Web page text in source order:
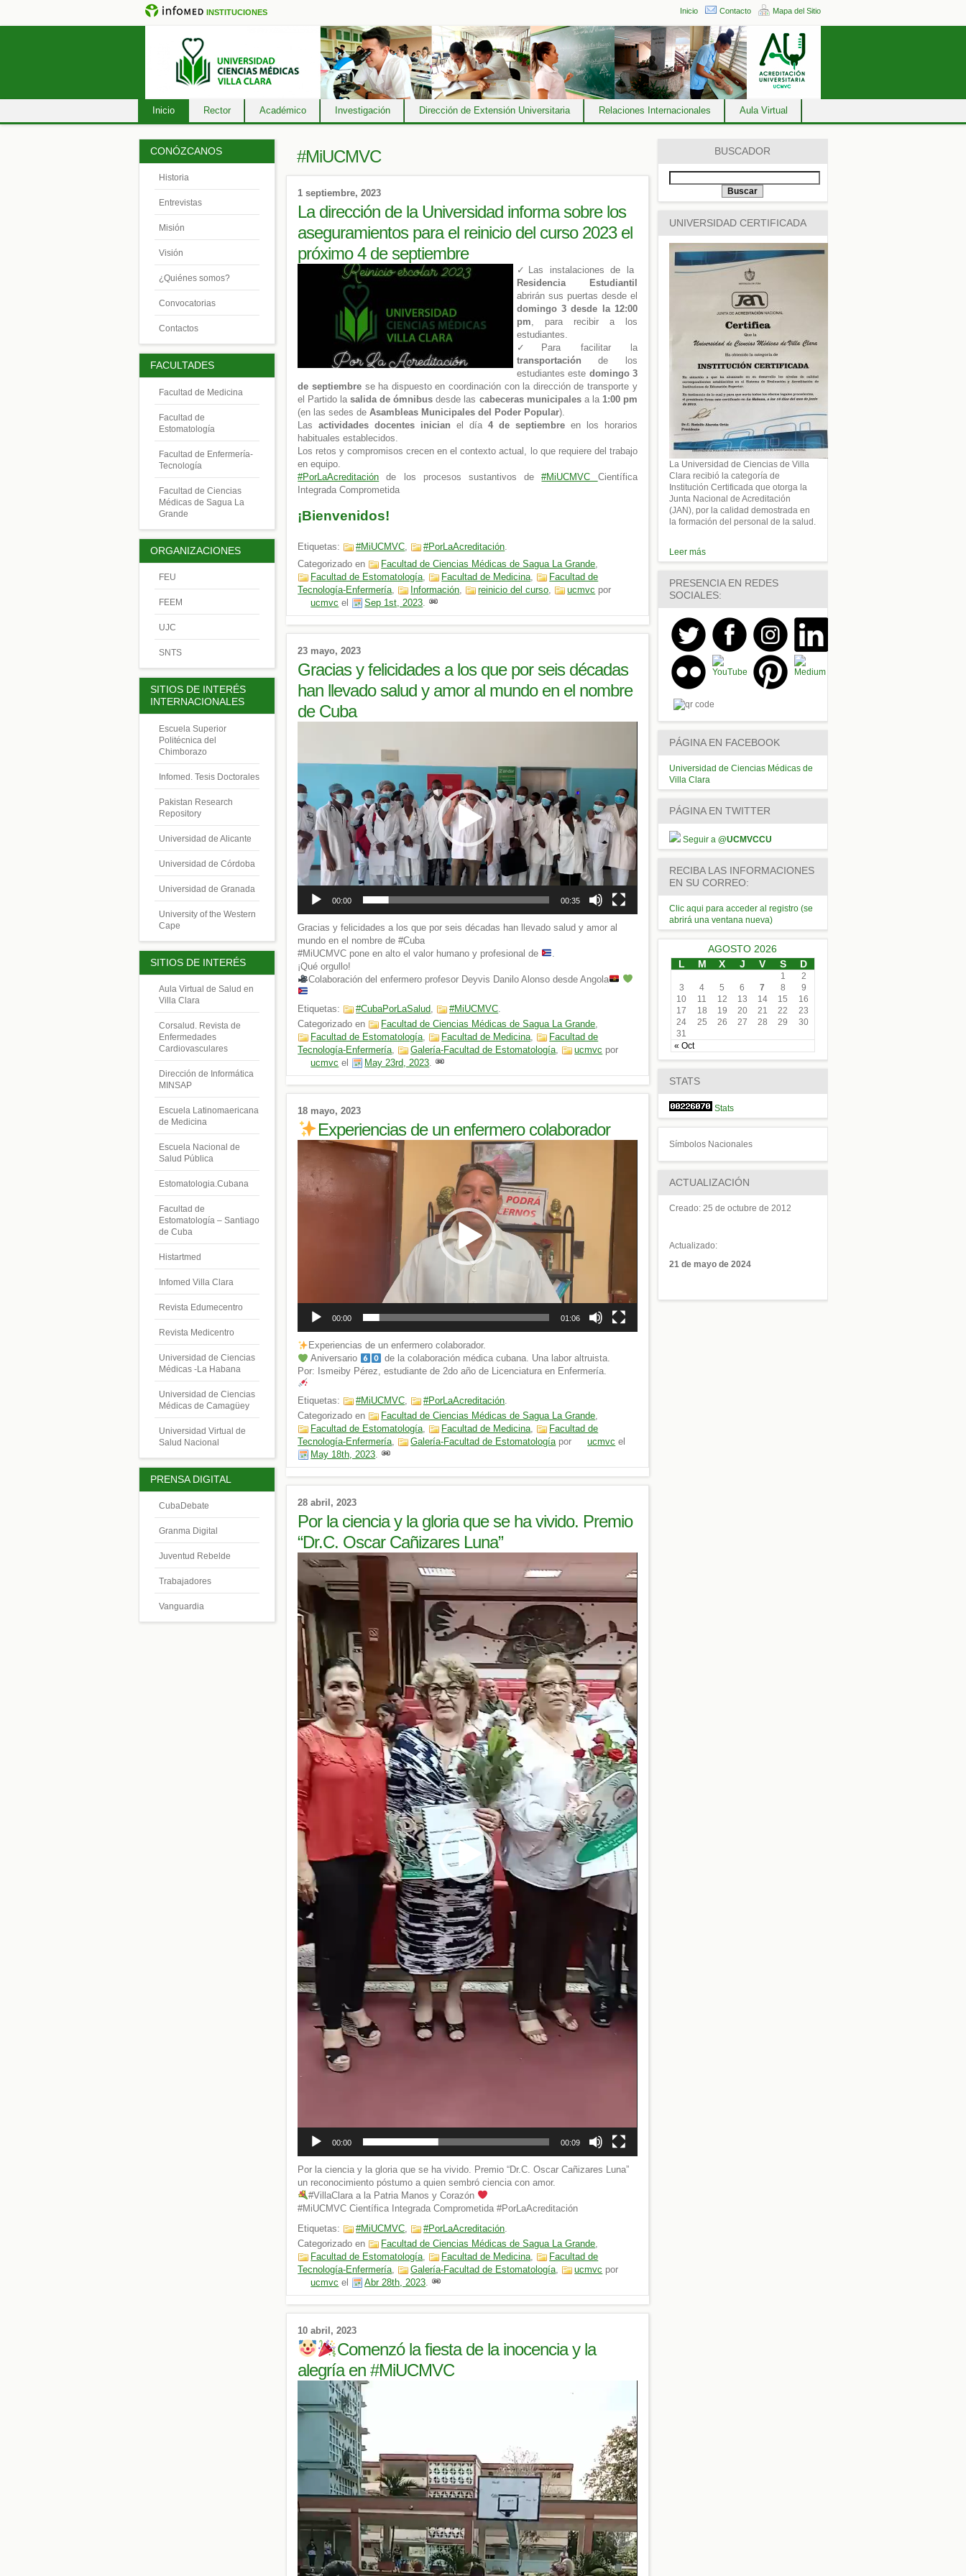
INSTITUCIONES Inicio Contacto Mapa del Sitio
Inicio Rector Académico Investigación Dirección de Extensión Universitaria Relaciones Internacionales Aula Virtual
#MiUCMVC
1 septiembre, 2023
La dirección de la Universidad informa sobre los
aseguramientos para el reinicio del curso 2023 el
próximo 4 de septiembre
✓Las instalaciones de la
Residencia Estudiantil
abrirán sus puertas desde el
domingo 3 desde la 12:00
pm, para recibir a los
estudiantes.
✓Para facilitar la
transportación de los
estudiantes este domingo 3
de septiembrese ha dispuesto en coordinación con la dirección de transporte y
el Partido lasalida de ómnibus desde las cabeceras municipalesa la 1:00 pm
(en las sedes deAsambleas Municipales del Poder Popular).
Lasactividades docentes inician el día 4 de septiembreen los horarios
habituales establecidos.
Los retos y compromisos crecen en el contexto actual, lo que requiere del trabajo
en equipo.
#PorLaAcreditación de los procesos sustantivos de#MiUCMVC Científica
Integrada Comprometida
¡Bienvenidos!
Etiquetas: #MiUCMVC, #PorLaAcreditación.
Categorizado en
Facultad de Ciencias Médicas de Sagua La Grande,
Facultad de Estomatología, Facultad de Medicina,
Facultad de
Tecnología-Enfermería, Información, reinicio del curso, ucmvc por
ucmvc el Sep 1st, 2023.
23 mayo, 2023
Gracias y felicidades a los que por seis décadas
han llevado salud y amor al mundo en el nombre
de Cuba
00:00 00:35
Gracias y felicidades a los que por seis décadas han llevado salud y amor al
mundo en el nombre de #Cuba
#MiUCMVC pone en alto el valor humano y profesional de
¡Qué orgullo!
Colaboración del enfermero profesor Deyvis Danilo Alonso desde Angola
Etiquetas: #CubaPorLaSalud #MiUCMVC
Categorizado en
Facultad de Ciencias Médicas de Sagua La Grande
Facultad de Estomatología
Facultad de Medicina
Facultad de
Tecnología-Enfermería
Galería-Facultad de Estomatología ucmvc por
ucmvc el May 23rd, 2023
18 mayo, 2023
Experiencias de un enfermero colaborador
Reproductor
vídeo
00:00 01:06
Experiencias de un enfermero colaborador.
Aniversario
de la colaboración médica cubana. Una labor altruista.
Por: Ismeiby Pérez, estudiante de 2do año de Licenciatura en Enfermería.
Etiquetas: #MiUCMVC, #PorLaAcreditación.
Categorizado en
Facultad de Ciencias Médicas de Sagua La Grande,
Facultad de Estomatología, Facultad de Medicina,
Facultad de
Tecnología-Enfermería, Galería-Facultad de Estomatologíapor ucmvc el
May 18th, 2023.
28 abril, 2023
Por la ciencia y la gloria que se ha vivido. Premio
“Dr.C. Oscar Cañizares Luna”
Reproductor
vídeo
00:00 00:09
Por la ciencia y la gloria que se ha vivido. Premio “Dr.C. Oscar Cañizares Luna”
un reconocimiento póstumo a quien sembró ciencia con amor.
#VillaClara a la Patria Manos y Corazón
#MiUCMVC Científica Integrada Comprometida #PorLaAcreditación
Etiquetas:
#MiUCMVC #PorLaAcreditación
Categorizado en
Facultad de Ciencias Médicas de Sagua La Grande
Facultad de Estomatología
Facultad de Medicina
Facultad de
Tecnología-Enfermería
Galería-Facultad de Estomatología ucmvc por
ucmvc el Abr 28th, 2023
10 abril, 2023
Comenzó la fiesta de la inocencia y la
alegría en #MiUCMVC
Reproductor
vídeo
CONÓZCANOS
Historia
Entrevistas
Misión
Visión
¿Quiénes somos?
Convocatorias
Contactos
FACULTADES
Facultad de Medicina
Facultad de
Estomatología
Facultad de Enfermería-
Tecnología
Facultad de Ciencias
Médicas de Sagua La
Grande
ORGANIZACIONES
FEU
FEEM
UJC
SNTS
SITIOS DE INTERÉS
INTERNACIONALES
Escuela Superior
Politécnica del
Chimborazo
Infomed. Tesis Doctorales
Pakistan Research
Repository
Universidad de Alicante
Universidad de Córdoba
Universidad de Granada
University of the Western
Cape
SITIOS DE INTERÉS
Aula Virtual de Salud en
Villa Clara
Corsalud. Revista de
Enfermedades
Cardiovasculares
Dirección de Informática
MINSAP
Escuela Latinomaericana
de Medicina
Escuela Nacional de
Salud Pública
Estomatologia.Cubana
Facultad de
Estomatología – Santiago
de Cuba
Histartmed
Infomed Villa Clara
Revista Edumecentro
Revista Medicentro
Universidad de Ciencias
Médicas -La Habana
Universidad de Ciencias
Médicas de Camagüey
Universidad Virtual de
Salud Nacional
PRENSA DIGITAL
CubaDebate
Granma Digital
Juventud Rebelde
Trabajadores
Vanguardia
BUSCADOR
UNIVERSIDAD CERTIFICADA
La Universidad de Ciencias de Villa
Clara recibió la categoría de
Institución Certificada que otorga la
Junta Nacional de Acreditación
(JAN), por la calidad demostrada en
la formación del personal de la salud.
Leer más
PRESENCIA EN REDES
SOCIALES:
PÁGINA EN FACEBOOK
Universidad de Ciencias Médicas de
Villa Clara
PÁGINA EN TWITTER
Seguir a @UCMVCCU
RECIBA LAS INFORMACIONES
EN SU CORREO:
Clic aqui para acceder al registro (se
abrirá una ventana nueva)
AGOSTO 2026
L
M X J V S D
« Oct
1
2
3
4 5 6 7 8
9
10
11 12 13 14 15
16
17
18 19 20 21 22
23
24
25 26 27 28 29
30
31
STATS
Stats
Símbolos Nacionales
ACTUALIZACIÓN
Creado: 25 de octubre de 2012
Actualizado:
21 de mayo de 2024